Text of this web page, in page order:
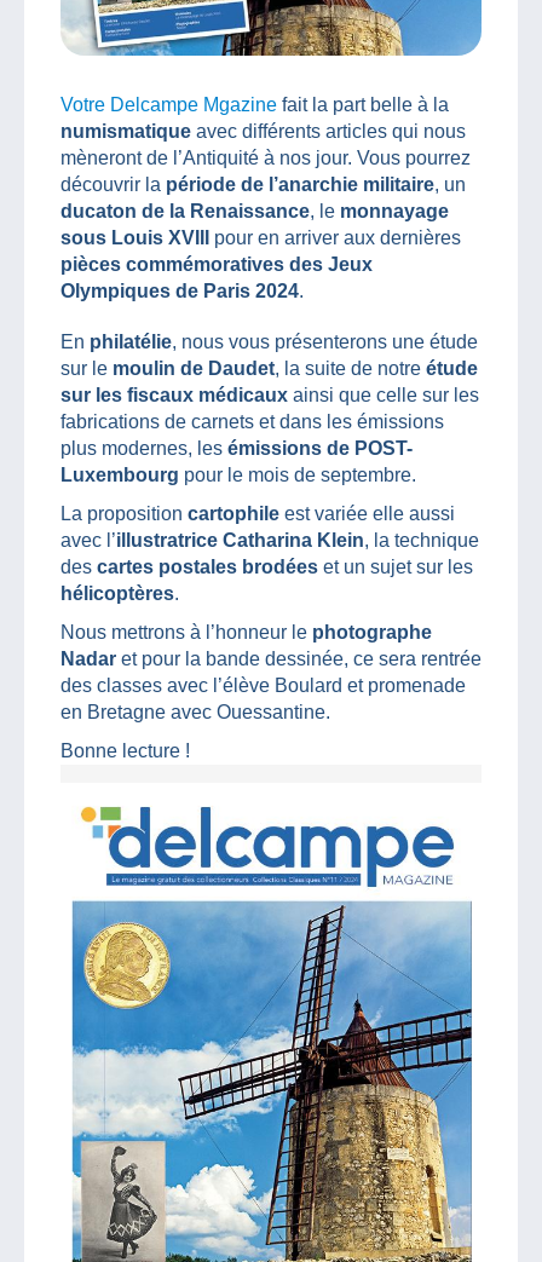
Votre Delcampe Mgazine fait la part belle à la
numismatique avec différents articles qui nous
mèneront de l’Antiquité à nos jour. Vous pourrez
découvrir la période de l’anarchie militaire, un
ducaton de la Renaissance, le monnayage
sous Louis XVIII
pour en arriver aux dernières
pièces commémoratives des Jeux
Olympiques de Paris 2024.
En philatélie, nous vous présenterons une étude
sur le moulin de Daudet, la suite de notre étude
sur les fiscaux médicaux ainsi que celle sur les
fabrications de carnets et dans les émissions
plus modernes, les émissions de POST-
Luxembourg pour le mois de septembre.
La proposition cartophile est variée elle aussi
avec l’illustratrice Catharina Klein, la technique
des cartes postales brodées et un sujet sur les
hélicoptères.
Nous mettrons à l’honneur le photographe
Nadar et pour la bande dessinée, ce sera rentrée
des classes avec l’élève Boulard et promenade
en Bretagne avec Ouessantine.
Bonne lecture !